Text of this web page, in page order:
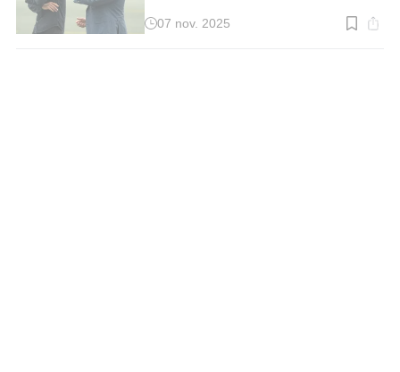
Temps
07 nov. 2025